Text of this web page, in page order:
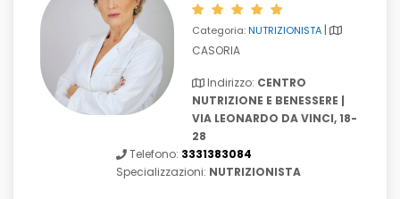
Categoria:NUTRIZIONISTA|
CASORIA
Indirizzo: CENTRO
NUTRIZIONE E BENESSERE |
VIA LEONARDO DA VINCI, 18-
28
Telefono: 3331383084
Specializzazioni: NUTRIZIONISTA